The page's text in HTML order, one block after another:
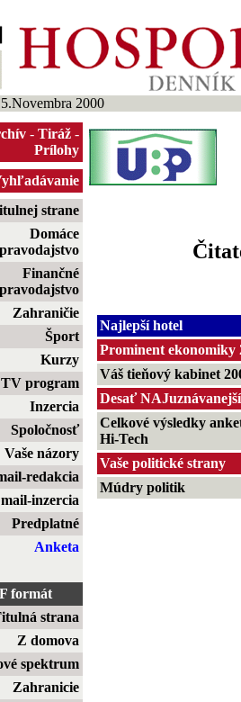
2000
- Tiráž -
Prílohy
strane
Domáce
Finančné
Zahraničie
Šport
Kurzy
TV program
Inzercia
Spoločnosť
Vaše názory
redakcia
inzercia
Predplatné
Anketa
formát
strana
Z domova
spektrum
Zahranicie
Najlepší hotel
Prominent ekonomiky
Váš tieňový kabinet
Desať
Celkové výsledky
Hi-Tech
Vaše politické strany
Múdry politik